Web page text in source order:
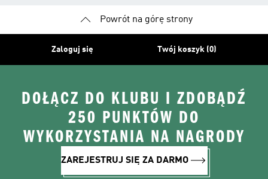
Powrót na górę strony
Zaloguj się Twój koszyk (0)
DOŁĄCZ DO KLUBU I ZDOBĄDŹ
250 PUNKTÓW DO
WYKORZYSTANIA NA NAGRODY
ZAREJESTRUJ SIĘ ZA DARMO